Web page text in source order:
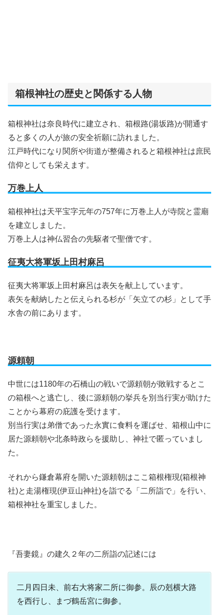
箱根神社の歴史と関係する人物
箱根神社は奈良時代に建立され、箱根路(湯坂路)が開通す
ると多くの人が旅の安全祈願に訪れました。
江戸時代になり関所や街道が整備されると箱根神社は庶民
信仰としても栄えます。
万巻上人
箱根神社は天平宝字元年の757年に万巻上人が寺院と霊廟
を建立しました。
万巻上人は神仏習合の先駆者で聖僧です。
征夷大将軍坂上田村麻呂
征夷大将軍坂上田村麻呂は表矢を献上しています。
表矢を献納したと伝えられる杉が「矢立ての杉」として手
水舎の前にあります。
源頼朝
中世には1180年の石橋山の戦いで源頼朝が敗戦するとこ
の箱根へと逃亡し、後に源頼朝の挙兵を別当行実が助けた
ことから幕府の庇護を受けます。
別当行実は弟僧であった永實に食料を運ばせ、箱根山中に
居た源頼朝や北条時政らを援助し、神社で匿っていまし
た。
それから鎌倉幕府を開いた源頼朝はここ箱根権現(箱根神
社)と走湯権現(伊豆山神社)を詣でる「二所詣で」を行い、
箱根神社を重宝しました。
『吾妻鏡』の建久２年の二所詣の記述には
二月四日未、前右大将家二所に御参。辰の剋横大路
を西行し、まづ鶴岳宮に御参。